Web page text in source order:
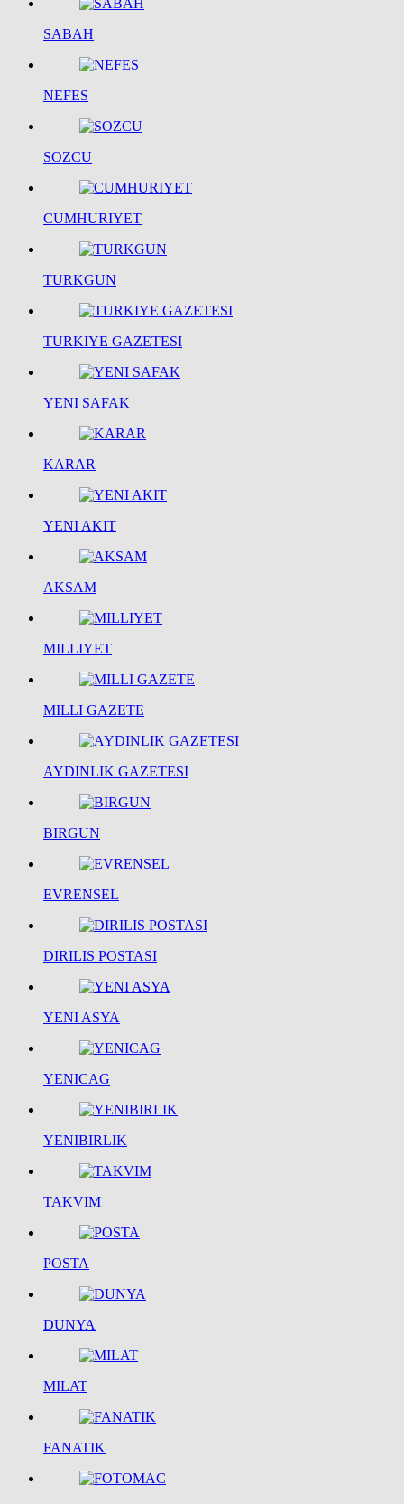
SABAH
NEFES
SOZCU
CUMHURIYET
TURKGUN
TURKIYE GAZETESI
YENI SAFAK
KARAR
YENI AKIT
AKSAM
MILLIYET
MILLI GAZETE
AYDINLIK GAZETESI
BIRGUN
EVRENSEL
DIRILIS POSTASI
YENI ASYA
YENICAG
YENIBIRLIK
TAKVIM
POSTA
DUNYA
MILAT
FANATIK